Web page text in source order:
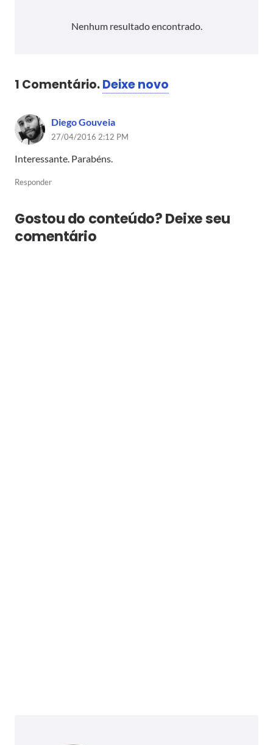
Nenhum resultado encontrado.
1 Comentário.Deixe novo
Diego Gouveia
27/04/2016 2:12 PM
Interessante. Parabéns.
Responder
Gostou do conteúdo? Deixe seu
comentário